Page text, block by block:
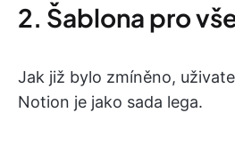
2. Šablona pro
Jak již bylo zmíněno,
Notion je jako sada lega.